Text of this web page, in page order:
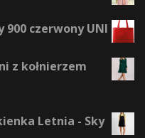
900 czerwony UNI
z kołnierzem
Letnia - Sky